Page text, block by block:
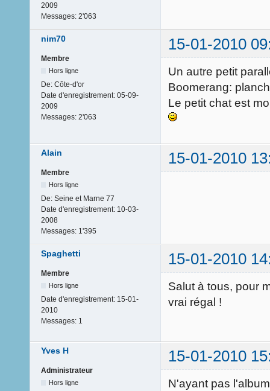
2009
Messages: 2'063
nim70 15-01-2010
Membre
Hors ligne
De: Côte-d'or
Date d'enregistrement: 05-09-
2009
Messages: 2'063
Un autre petit
Boomerang:
Le petit chat est
Alain 15-01-2010
Membre
Hors ligne
De: Seine et Marne 77
Date d'enregistrement: 10-03-
2008
Messages: 1'395
Spaghetti 15-01-2010
Membre
Hors ligne
Date d'enregistrement: 15-01-
2010
Messages: 1
Salut à tous, pour
vrai régal !
Yves H 15-01-2010
Administrateur
Hors ligne
N'ayant pas